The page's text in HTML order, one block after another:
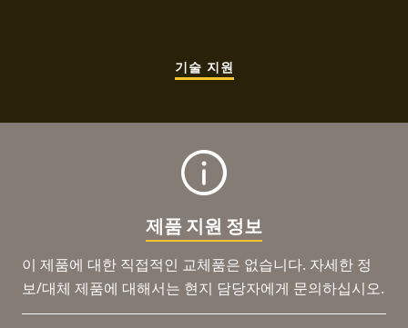
기술 지원
제품 지원 정보
이 제품에 대한 직접적인 교체품은 없습니다. 자세한 정
보/대체 제품에 대해서는 현지 담당자에게 문의하십시오.